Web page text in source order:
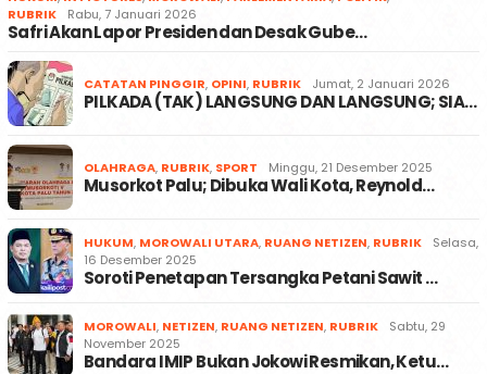
RUBRIK
Rabu, 7 Januari 2026
Safri Akan Lapor Presiden dan Desak Gube…
CATATAN PINGGIR, OPINI, RUBRIK Jumat, 2 Januari 2026
PILKADA (TAK) LANGSUNG DAN LANGSUNG; SIA…
OLAHRAGA, RUBRIK, SPORT Minggu, 21 Desember 2025
Musorkot Palu; Dibuka Wali Kota, Reynold…
HUKUM, MOROWALI UTARA, RUANG NETIZEN, RUBRIK
Selasa,
16 Desember 2025
Soroti Penetapan Tersangka Petani Sawit …
MOROWALI, NETIZEN, RUANG NETIZEN, RUBRIK
Sabtu, 29
November 2025
Bandara IMIP Bukan Jokowi Resmikan, Ketu…